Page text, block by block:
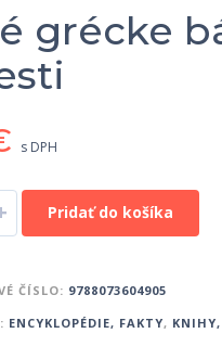
grécke
s DPH
Pridať do košíka
ČÍSLO: 9788073604905
ENCYKLOPÉDIE, FAKTY,